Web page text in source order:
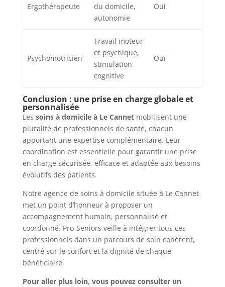
Ergothérapeute
du domicile,
autonomie
Oui
Psychomotricien
Travail moteur
et psychique,
stimulation
cognitive
Oui
Conclusion : une prise en charge globale et
personnalisée
Les soins à domicile à Le Cannetmobilisent une
pluralité de professionnels de santé, chacun
apportant une expertise complémentaire. Leur
coordination est essentielle pour garantir une prise
en charge sécurisée, efficace et adaptée aux besoins
évolutifs des patients.
Notre agence de soins à domicile située à Le Cannet
met un point d’honneur à proposer un
accompagnement humain, personnalisé et
coordonné. Pro-Seniors veille à intégrer tous ces
professionnels dans un parcours de soin cohérent,
centré sur le confort et la dignité de chaque
bénéficiaire.
Pour aller plus loin, vous pouvez consulter un